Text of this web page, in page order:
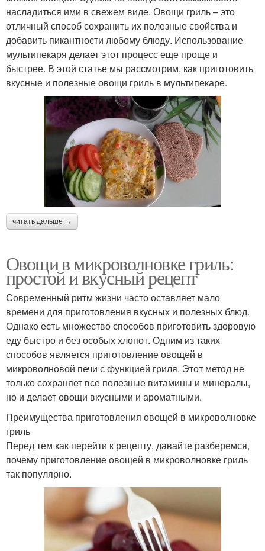
насладиться ими в свежем виде. Овощи гриль – это
отличный способ сохранить их полезные свойства и
добавить пикантности любому блюду. Использование
мультипекаря делает этот процесс еще проще и
быстрее. В этой статье мы рассмотрим, как приготовить
вкусные и полезные овощи гриль в мультипекаре.
читать дальше →
Овощи в микроволновке гриль:
простой и вкусный рецепт
Современный ритм жизни часто оставляет мало
времени для приготовления вкусных и полезных блюд.
Однако есть множество способов приготовить здоровую
еду быстро и без особых хлопот. Одним из таких
способов является приготовление овощей в
микроволновой печи с функцией гриля. Этот метод не
только сохраняет все полезные витамины и минералы,
но и делает овощи вкусными и ароматными.
Преимущества приготовления овощей в микроволновке
гриль
Перед тем как перейти к рецепту, давайте разберемся,
почему приготовление овощей в микроволновке гриль
так популярно.